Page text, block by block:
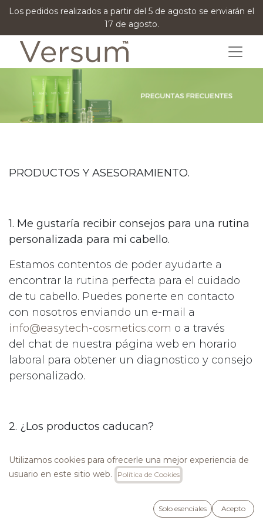
Los pedidos realizados a partir del 5 de agosto se enviarán el
17 de agosto.
PRODUCTOS Y ASESORAMIENTO.
1. Me gustaría recibir consejos para una rutina
personalizada para mi cabello.
Estamos contentos de poder ayudarte a
encontrar la rutina perfecta para el cuidado
de tu cabello. Puedes ponerte en contacto
con nosotros enviando un e-mail a
info@easytech-cosmetics.com o a través
del chat de nuestra página web en horario
laboral para obtener un diagnostico y consejo
personalizado.
2. ¿Los productos caducan?
caducidad indicada en el embalaje exterior y
en la botella. Busque el símbolo de período
posterior a la apertura (PAO) para identificar
la vida útil de su producto (número de meses)
Utilizamos cookies para ofrecerle una mejor experiencia de
usuario en este sitio web.
Política de Cookies
Solo esenciales Acepto